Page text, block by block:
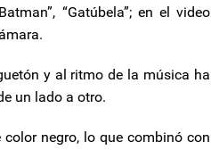
“Gatúbela”; en el video
y al ritmo de la música ha
un lado a otro.
negro, lo que combinó con